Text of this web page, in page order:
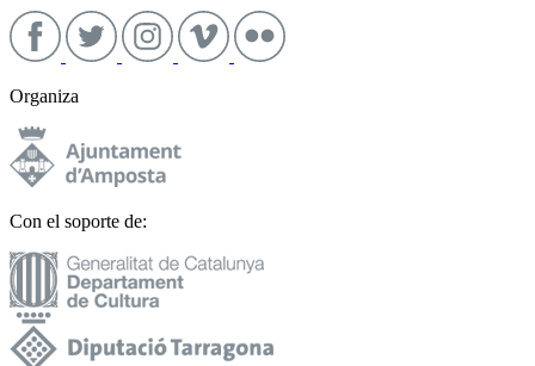
Organiza
Con el soporte de: